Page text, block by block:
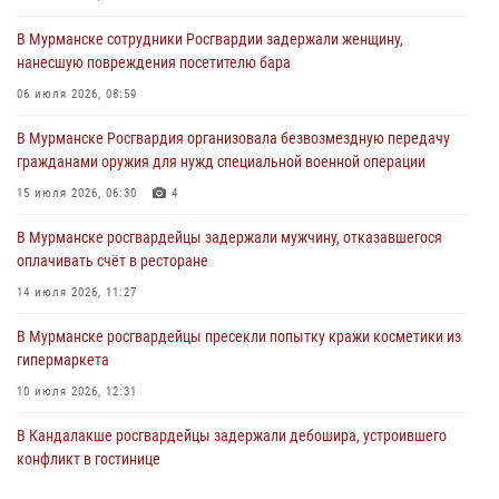
30 июля 2026, 14:09
В Управлении Росгвардии по Мурманской области прошло пожарно-
30 июля 2026, 14:05
В Управлении Росгвардии по Мурманской области состоялось
равноапостольного великого князя Владимира
29 июля 2026, 12:17 4
баре на улице Орликовой
29 июля 2026, 09:34
В Мурманске сотрудники Росгвардии задержали женщину,
нанесшую повреждения посетителю бара
06 июля 2026, 08:59
В Мурманске Росгвардия организовала безвозмездную передачу
гражданами оружия для нужд специальной военной операции
15 июля 2026, 06:30 4
В Мурманске росгвардейцы задержали мужчину, отказавшегося
оплачивать счёт в ресторане
14 июля 2026, 11:27
В Мурманске росгвардейцы пресекли попытку кражи косметики из
гипермаркета
10 июля 2026, 12:31
В Кандалакше росгвардейцы задержали дебошира, устроившего
конфликт в гостинице